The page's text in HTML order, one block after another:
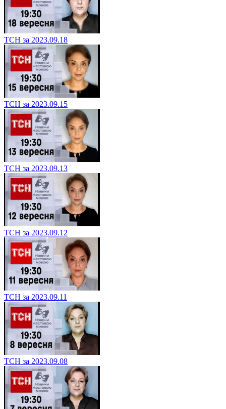
ТСН за 2023.09.18
ТСН за 2023.09.15
ТСН за 2023.09.13
ТСН за 2023.09.12
ТСН за 2023.09.11
ТСН за 2023.09.08